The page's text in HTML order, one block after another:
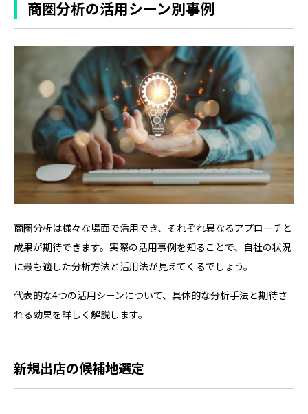
商圏分析の活用シーン別事例
商圏分析は様々な場面で活用でき、それぞれ異なるアプローチと
成果が期待できます。実際の活用事例を知ることで、自社の状況
に最も適した分析方法と活用法が見えてくるでしょう。
代表的な4つの活用シーンについて、具体的な分析手法と期待さ
れる効果を詳しく解説します。
新規出店の候補地選定